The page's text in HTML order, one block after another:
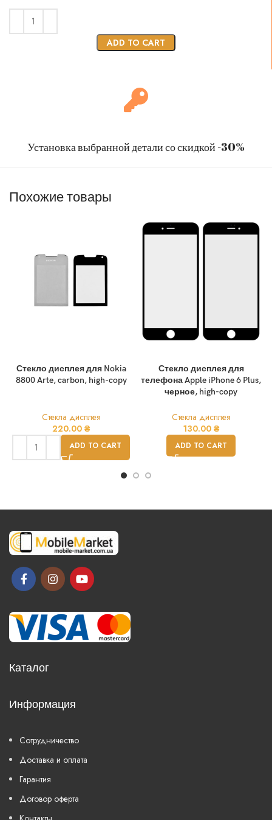
ADD TO CART
Установка выбранной детали со скидкой -30%
Похожие товары
Стекло дисплея для Nokia
8800 Arte, carbon, high-copy
Стекла дисплея
220.00 ₴
ADD TO CART
Стекло дисплея для
телефона Apple iPhone 6 Plus,
черное, high-copy
Стекла дисплея
130.00 ₴
ADD TO CART
Каталог
Информация
Сотрудничество
Доставка и оплата
Гарантия
Договор оферта